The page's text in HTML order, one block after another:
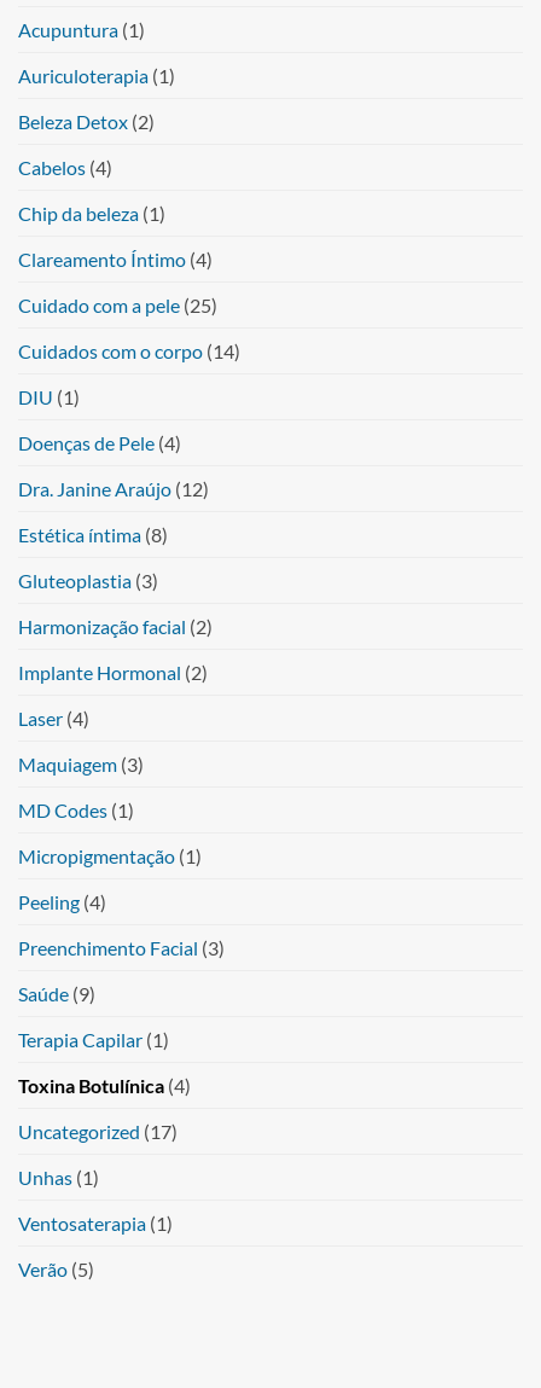
Acupuntura (1)
Auriculoterapia (1)
Beleza Detox (2)
Cabelos (4)
Chip da beleza (1)
Clareamento Íntimo (4)
Cuidado com a pele (25)
Cuidados com o corpo (14)
DIU (1)
Doenças de Pele (4)
Dra. Janine Araújo (12)
Estética íntima (8)
Gluteoplastia (3)
Harmonização facial (2)
Implante Hormonal (2)
Laser (4)
Maquiagem (3)
MD Codes (1)
Micropigmentação (1)
Peeling (4)
Preenchimento Facial (3)
Saúde (9)
Terapia Capilar (1)
Toxina Botulínica (4)
Uncategorized (17)
Unhas (1)
Ventosaterapia (1)
Verão (5)